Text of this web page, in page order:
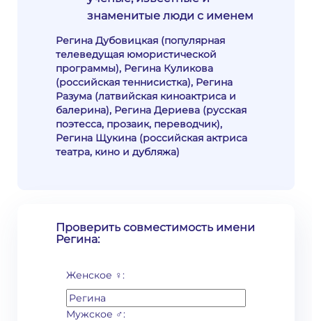
знаменитые люди с именем
Регина Дубовицкая (популярная
телеведущая юмористической
программы), Регина Куликова
(российская теннисистка), Регина
Разума (латвийская киноактриса и
балерина), Регина Дериева (русская
поэтесса, прозаик, переводчик),
Регина Щукина (российская актриса
театра, кино и дубляжа)
Проверить совместимость имени
Регина:
Женское ♀:
Мужское ♂: